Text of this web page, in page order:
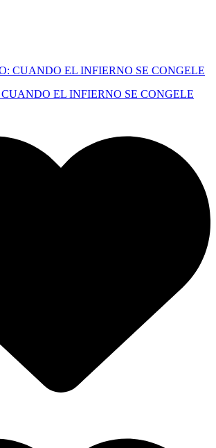
EL INFIERNO SE CONGELE